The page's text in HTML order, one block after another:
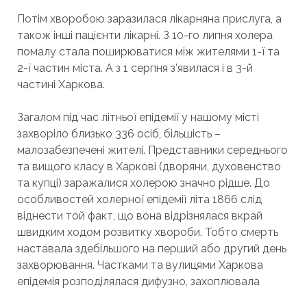
Потім хворобою заразилася лікарняна прислуга, а
також інші пацієнти лікарні. З 10-го липня холера
помалу стала поширюватися між жителями 1-ї та
2-ї частин міста. А з 1 серпня з’явилася і в 3-й
частині Харкова.
Загалом під час літньої епідемії у нашому місті
захворіло близько 336 осіб, більшість –
малозабезпечені жителі. Представники середнього
та вищого класу в Харкові (дворяни, духовенство
та купці) заражалися холерою значно рідше. До
особливостей холерної епідемії літа 1866 слід
віднести той факт, що вона відрізнялася вкрай
швидким ходом розвитку хвороби. Тобто смерть
наставала здебільшого на перший або другий день
захворювання. Частками та вулицями Харкова
епідемія розподілялася дифузно, захоплювала